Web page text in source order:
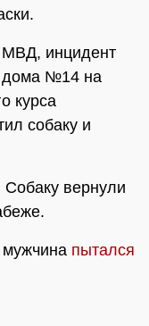
МВД, инцидент
дома №14 на
курса
собаку и
вернули
пытался